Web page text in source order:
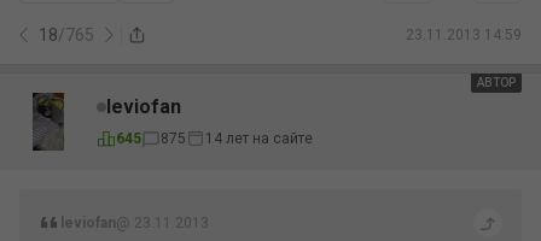
18/765 23.11.2013 14:59
АВТОР
leviofan
645 875 14 лет на сайте
leviofan@ 23.11.2013